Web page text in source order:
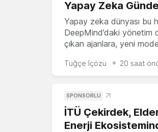
Yapay Zeka
Yapay zeka dünyası bu
DeepMind’daki yönetim
çıkan ajanlara, yeni
Tuğçe İçözü 20 saat
SPONSORLU
İTÜ Çekirdek,
Enerji